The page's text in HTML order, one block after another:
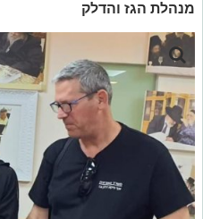
מנהלת הגז והדלק